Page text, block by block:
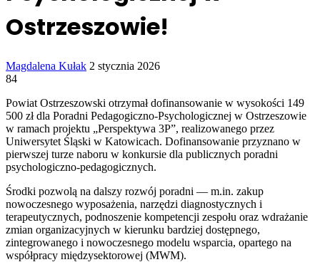
Ostrzeszowie!
Magdalena Kułak Send
2 stycznia 2026
84
Powiat Ostrzeszowski otrzymał dofinansowanie w wysokości 149
500 zł dla Poradni Pedagogiczno-Psychologicznej w Ostrzeszowie
w ramach projektu „Perspektywa 3P”, realizowanego przez
Uniwersytet Śląski w Katowicach. Dofinansowanie przyznano w
pierwszej turze naboru w konkursie dla publicznych poradni
psychologiczno-pedagogicznych.
Środki pozwolą na dalszy rozwój poradni — m.in. zakup
nowoczesnego wyposażenia, narzędzi diagnostycznych i
terapeutycznych, podnoszenie kompetencji zespołu oraz wdrażanie
zmian organizacyjnych w kierunku bardziej dostępnego,
zintegrowanego i nowoczesnego modelu wsparcia, opartego na
współpracy międzysektorowej (MWM).